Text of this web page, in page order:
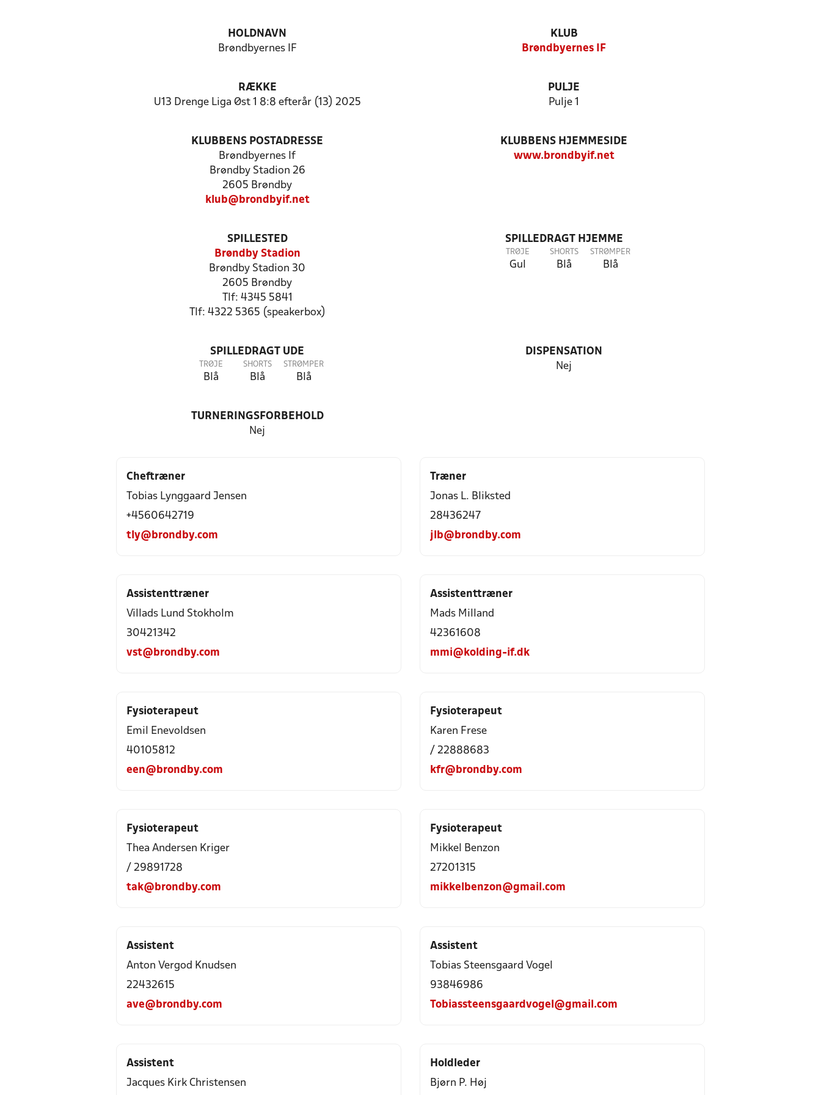
HOLDNAVN
Brøndbyernes IF
KLUB
Brøndbyernes IF
RÆKKE
U13 Drenge Liga Øst 1 8:8 efterår (13) 2025
PULJE
Pulje 1
KLUBBENS POSTADRESSE
Brøndbyernes If
Brøndby Stadion 26
2605 Brøndby
klub@brondbyif.net
KLUBBENS HJEMMESIDE
www.brondbyif.net
SPILLESTED
Brøndby Stadion
Brøndby Stadion 30
2605 Brøndby
Tlf: 4345 5841
Tlf: 4322 5365 (speakerbox)
SPILLEDRAGT HJEMME
TRØJE
Gul
SHORTS
Blå
STRØMPER
Blå
SPILLEDRAGT UDE
TRØJE
Blå
SHORTS
Blå
STRØMPER
Blå
DISPENSATION
Nej
TURNERINGSFORBEHOLD
Nej
Cheftræner
Tobias Lynggaard Jensen
+4560642719
tly@brondby.com
Træner
Jonas L. Bliksted
28436247
jlb@brondby.com
Assistenttræner
Villads Lund Stokholm
30421342
vst@brondby.com
Assistenttræner
Mads Milland
42361608
mmi@kolding-if.dk
Fysioterapeut
Emil Enevoldsen
40105812
een@brondby.com
Fysioterapeut
Karen Frese
/ 22888683
kfr@brondby.com
Fysioterapeut
Thea Andersen Kriger
/ 29891728
tak@brondby.com
Fysioterapeut
Mikkel Benzon
27201315
mikkelbenzon@gmail.com
Assistent
Anton Vergod Knudsen
22432615
ave@brondby.com
Assistent
Tobias Steensgaard Vogel
93846986
Tobiassteensgaardvogel@gmail.com
Assistent
Jacques Kirk Christensen
Holdleder
Bjørn P. Høj